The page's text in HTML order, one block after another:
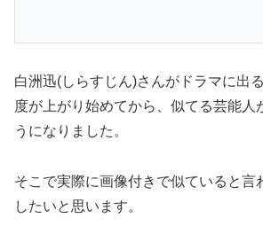
白洲迅(しらすじん)さんがドラマに出
度が上がり始めてから、似てる芸能人
うになりました。
そこで実際に画像付きで似ていると言
したいと思います。